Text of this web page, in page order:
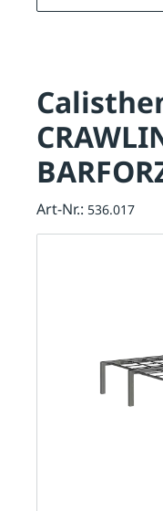
Art-Nr.: 536.017